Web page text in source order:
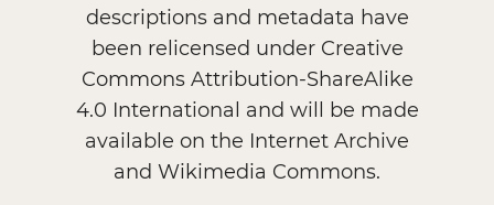
descriptions and metadata have
been relicensed under Creative
Commons Attribution-ShareAlike
4.0 International and will be made
available on the Internet Archive
and Wikimedia Commons.